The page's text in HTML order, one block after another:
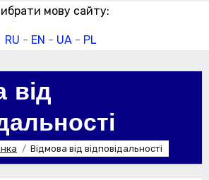
мову сайту:
RU - EN - UA - PL
від
Відмова від відповідальності